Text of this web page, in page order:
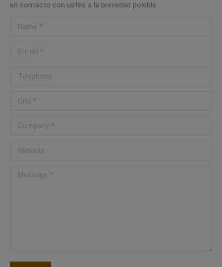
en contacto con usted a la brevedad posible.
Name *
E-mail *
Telephone
City *
Company *
Website
Message *